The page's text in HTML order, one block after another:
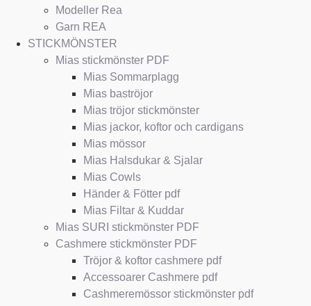
Modeller Rea
Garn REA
STICKMÖNSTER
Mias stickmönster PDF
Mias Sommarplagg
Mias baströjor
Mias tröjor stickmönster
Mias jackor, koftor och cardigans
Mias mössor
Mias Halsdukar & Sjalar
Mias Cowls
Händer & Fötter pdf
Mias Filtar & Kuddar
Mias SURI stickmönster PDF
Cashmere stickmönster PDF
Tröjor & koftor cashmere pdf
Accessoarer Cashmere pdf
Cashmeremössor stickmönster pdf